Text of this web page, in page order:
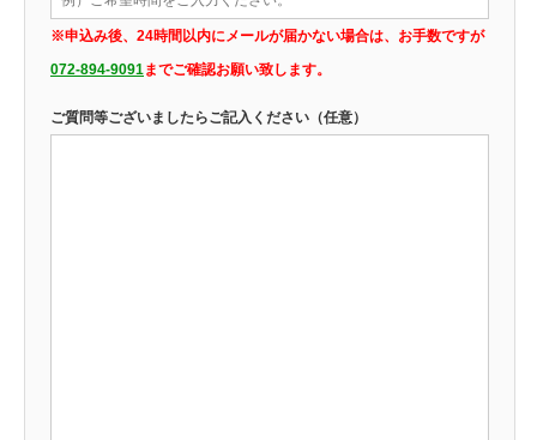
※申込み後、24時間以内にメールが届かない場合は、お手数ですが
072-894-9091までご確認お願い致します。
ご質問等ございましたらご記入ください（任意）